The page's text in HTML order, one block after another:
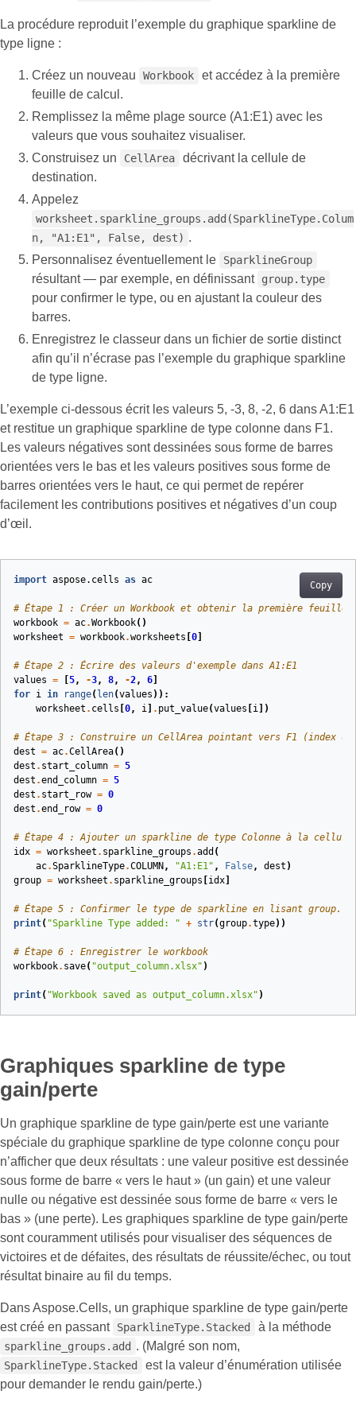
La procédure reproduit l’exemple du graphique sparkline de
type ligne :
Créez un nouveau Workbook
et accédez à la première
feuille de calcul.
Remplissez la même plage source (A1:E1) avec les
valeurs que vous souhaitez visualiser.
Construisez un
CellArea
décrivant la cellule de
destination.
Appelez
worksheet.sparkline_groups.add(SparklineType.Colum
n, "A1:E1", False, dest) .
Personnalisez éventuellement le
SparklineGroup
résultant — par exemple, en définissant group.type
pour confirmer le type, ou en ajustant la couleur des
barres.
Enregistrez le classeur dans un fichier de sortie distinct
afin qu’il n’écrase pas l’exemple du graphique sparkline
de type ligne.
L’exemple ci-dessous écrit les valeurs 5, -3, 8, -2, 6 dans A1:E1
et restitue un graphique sparkline de type colonne dans F1.
Les valeurs négatives sont dessinées sous forme de barres
orientées vers le bas et les valeurs positives sous forme de
barres orientées vers le haut, ce qui permet de repérer
facilement les contributions positives et négatives d’un coup
d’œil.
Copy
import aspose.cells as ac
# Étape 1 : Créer un Workbook et obtenir la première feuille
workbook = ac.Workbook()
worksheet = workbook.worksheets 0
# Étape 2 : Écrire des valeurs d'exemple dans A1:E1
values = 5, -3, 8, -2, 6
for i in range( len(values )):
worksheet . cells 0, i . put_value(values i ])
# Étape 3 : Construire un CellArea pointant vers F1 (index
dest = ac.CellArea()
dest . start_column = 5
dest .end_column = 5
dest . start_row = 0
dest .end_row = 0
# Étape 4 : Ajouter un sparkline de type Colonne à la
idx = worksheet . sparkline_groups .add (
ac.SparklineType.COLUMN , "A1:E1" , False, dest )
group = worksheet . sparkline_groups idx
# Étape 5 : Confirmer le type de sparkline en lisant
print( "Sparkline Type added: " + str(group.type))
# Étape 6 : Enregistrer le workbook
workbook. save( "output_column.xlsx" )
print( "Workbook saved as output_column.xlsx" )
Graphiques sparkline de type
gain/perte
Un graphique sparkline de type gain/perte est une variante
spéciale du graphique sparkline de type colonne conçu pour
n’afficher que deux résultats : une valeur positive est dessinée
sous forme de barre « vers le haut » (un gain) et une valeur
nulle ou négative est dessinée sous forme de barre « vers le
bas » (une perte). Les graphiques sparkline de type gain/perte
sont couramment utilisés pour visualiser des séquences de
victoires et de défaites, des résultats de réussite/échec, ou tout
résultat binaire au fil du temps.
Dans Aspose.Cells, un graphique sparkline de type gain/perte
est créé en passant SparklineType.Stacked à la méthode
sparkline_groups.add . (Malgré son nom,
SparklineType.Stacked
est la valeur d’énumération utilisée
pour demander le rendu gain/perte.)